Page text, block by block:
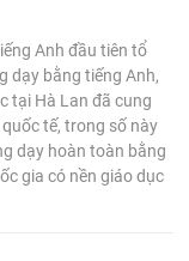
Anh đầu tiên tổ
dạy bằng tiếng Anh,
tại Hà Lan đã cung
tế, trong số này
dạy hoàn toàn bằng
gia có nền giáo dục